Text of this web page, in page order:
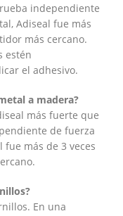
independiente
Adiseal fue más
más cercano.
estén
el adhesivo.
a madera?
más fuerte que
de fuerza
más de 3 veces
En una